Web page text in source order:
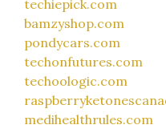
techiepick.com
bamzyshop.com
pondycars.com
techonfutures.com
techoologic.com
medihealthrules.com